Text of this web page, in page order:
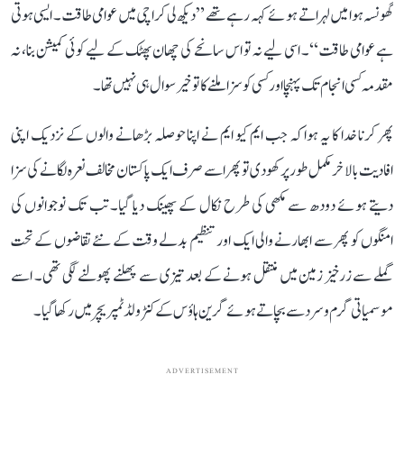
گھونسہ ہوا میں لہراتے ہوئے کہہ رہے تھے ”دیکھ لی کراچی میں عوامی طاقت۔ ایسی ہوتی
ہے عوامی طاقت‘‘۔ اسی لیے نہ تو اس سانحے کی چھان پھٹک کے لیے کوئی کمیشن بنا، نہ
مقدمہ کسی انجام تک پہنچا اور کسی کو سزا ملنے کا تو خیر سوال ہی نہیں تھا۔
پھر کرنا خدا کا یہ ہوا کہ جب ایم کیو ایم نے اپنا حوصلہ بڑھانے والوں کے نزدیک اپنی
افادیت بالاخر مکمل طور پر کھو دی تو پھر اسے صرف ایک پاکستان مخالف نعرہ لگانے کی سزا
دیتے ہوئے دودھ سے مکھی کی طرح نکال کے پھینک دیا گیا۔ تب تک نوجوانوں کی
امنگوں کو پھر سے ابھارنے والی ایک اور تنظیم بدلے وقت کے نئے تقاضوں کے تحت
گملے سے زرخیز زمین میں منتقل ہونے کے بعد تیزی سے پھلنے پھولنے لگی تھی۔ اسے
موسمیاتی گرم و سرد سے بچاتے ہوئے گرین ہاؤس کے کنٹرولڈ ٹمپریچر میں رکھا گیا۔
ADVERTISEMENT